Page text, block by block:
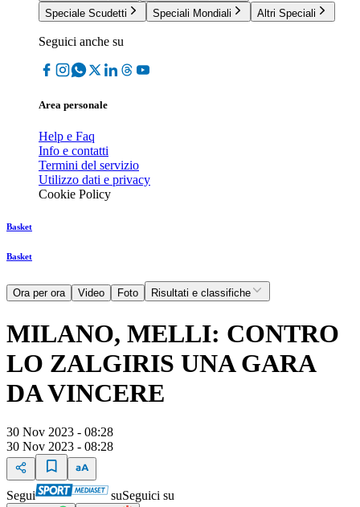
Speciale Scudetti
Speciali Mondiali Altri Speciali
Seguici anche su
Area personale
Help e Faq
Info e contatti
Termini del servizio
Utilizzo dati e privacy
Cookie Policy
Basket
Basket
Ora per ora Video Foto Risultati e classifiche
MILANO, MELLI: CONTRO
LO ZALGIRIS UNA GARA
DA VINCERE
30 Nov 2023 - 08:28
30 Nov 2023 - 08:28
Segui suSeguici su